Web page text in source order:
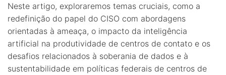
Neste artigo, exploraremos temas cruciais, como a
redefinição do papel do CISO com abordagens
orientadas à ameaça, o impacto da inteligência
artificial na produtividade de centros de contato e os
desafios relacionados à soberania de dados e à
sustentabilidade em políticas federais de centros de